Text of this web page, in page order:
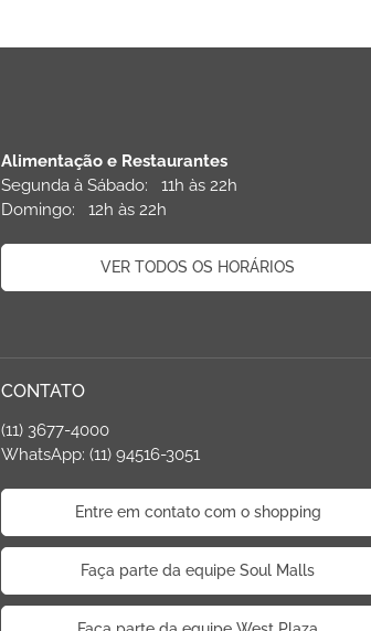
Alimentação e Restaurantes
Segunda à Sábado: 11h às 22h
Domingo: 12h às 22h
VER TODOS OS HORÁRIOS
CONTATO
(11) 3677-4000
WhatsApp: (11) 94516-3051
Entre em contato com o shopping
Faça parte da equipe Soul Malls